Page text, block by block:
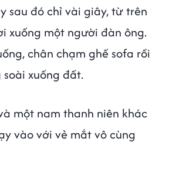
sau đó chỉ vài giây, từ trên
xuống một người đàn ông.
chân chạm ghế sofa rồi
soài xuống đất.
một nam thanh niên khác
vào với vẻ mắt vô cùng